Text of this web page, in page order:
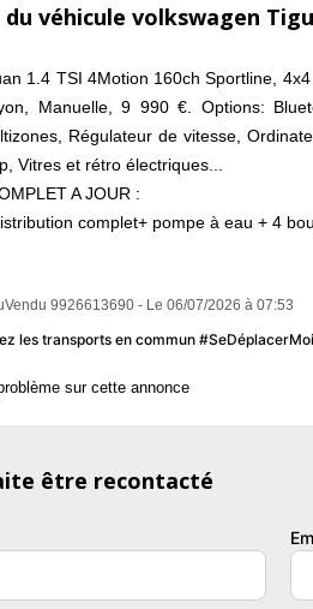
véhicule volkswagen
1.4 TSI 4Motion 160ch Sportline,
Manuelle, 9 990 €. Options:
Régulateur de vitesse,
Vitres et rétro électriques...
A JOUR :
complet+ pompe à eau + 4
Av / Ar + Pneus remplacés à 110
A L'APPUI.
9926613690 - Le 06/07/2026 à 07:53
les transports en commun
sur cette annonce
être recontacté